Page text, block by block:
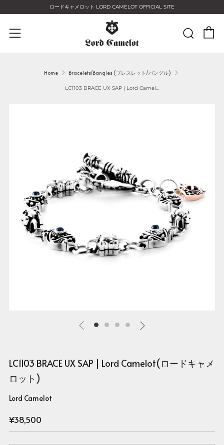
ロードキャメロット LORD CAMELOT OFFICIAL SITE
Menu
Home Bracelets/Bangles (ブレスレット/バングル)
LC1103 BRACE UX SAP | Lord Camel...
LC1103 BRACE UX SAP | Lord Camelot(ロードキャメ
ロット)
Lord Camelot
Regular
price
¥38,500